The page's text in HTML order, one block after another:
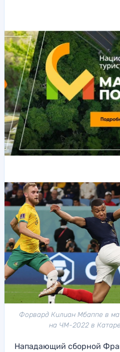
Форвард Килиан Мбаппе в
на ЧМ-2022 в
Нападающий сборной